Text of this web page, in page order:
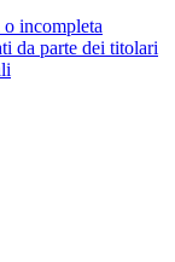
o incompleta
da parte dei titolari